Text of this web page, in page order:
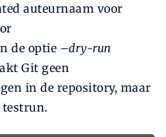
auteurnaam voor
de optie –dry-run
Git geen
in de repository, maar
testrun.